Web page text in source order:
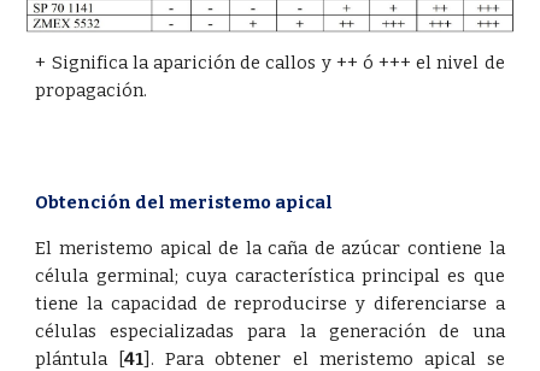
+ Significa la aparición de callos y ++ ó +++ el nivel de
propagación.
Obtención del meristemo apical
El meristemo apical de la caña de azúcar contiene la
célula germinal; cuya característica principal es que
tiene la capacidad de reproducirse y diferenciarse a
células especializadas para la generación de una
plántula
[41] . Para obtener el meristemo apical se